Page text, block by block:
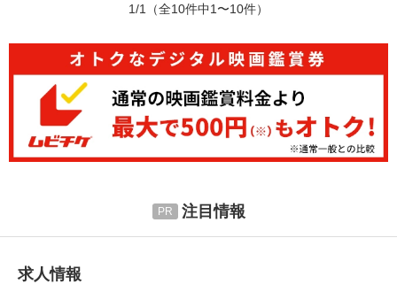
1/1 （全10件中1〜10件）
注目情報
求人情報